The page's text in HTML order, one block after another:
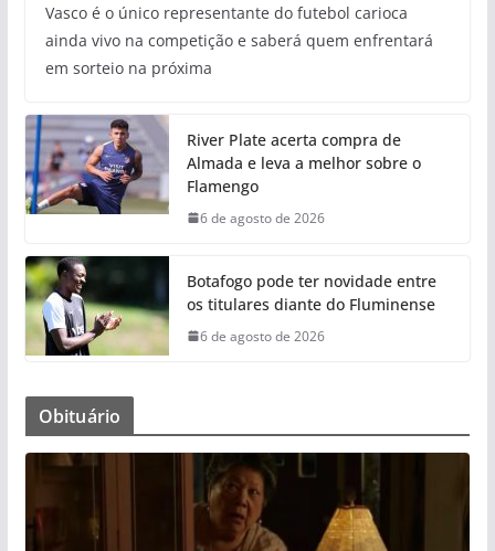
Vasco é o único representante do futebol carioca
ainda vivo na competição e saberá quem enfrentará
em sorteio na próxima
River Plate acerta compra de
Almada e leva a melhor sobre o
Flamengo
6 de agosto de 2026
Botafogo pode ter novidade entre
os titulares diante do Fluminense
6 de agosto de 2026
Obituário